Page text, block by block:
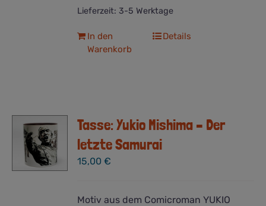
Lieferzeit: 3-5 Werktage
In den
Warenkorb
Details
Tasse: Yukio Mishima – Der
letzte Samurai
15,00€
Motiv aus dem Comicroman YUKIO